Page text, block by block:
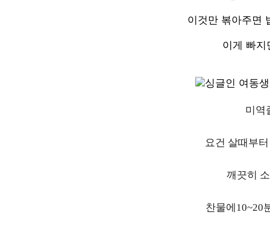
이것만 볶아주면
이게 빠지
미역
요건 살때부
깨끗히
찬물에10~20